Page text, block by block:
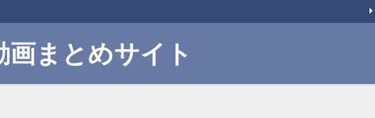
まとめサイト